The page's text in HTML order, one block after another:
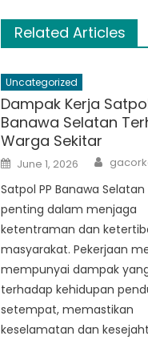
Related Articles
Uncategorized
Dampak Kerja
Banawa Selatan
Warga Sekitar
Posted
on
June 1, 2026 Author
Satpol PP Banawa
penting dalam menjaga
ketentraman dan
masyarakat. Pekerjaan
mempunyai dampak
terhadap kehidupan
setempat, memastikan
keselamatan dan